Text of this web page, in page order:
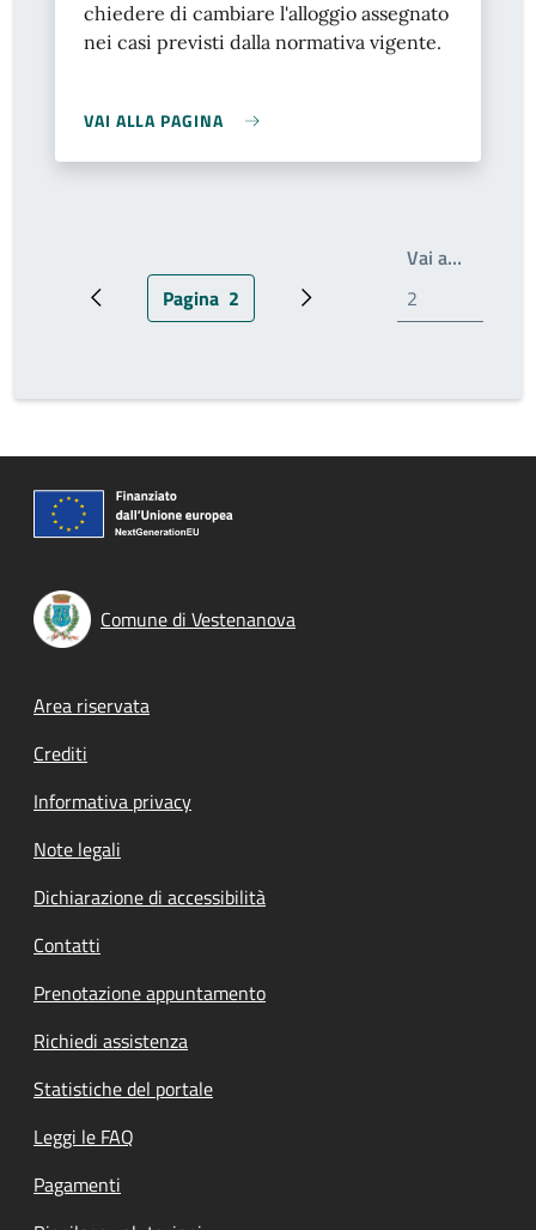
chiedere di cambiare l'alloggio assegnato
nei casi previsti dalla normativa vigente.
VAI ALLA PAGINA
Pagina precedentePagina attuale
Pagina 2 Pagina successiva
Vai a…
Comune di Vestenanova
Footer menu
Area riservata
Crediti
Informativa privacy
Note legali
Dichiarazione di accessibilità
Contatti
Prenotazione appuntamento
Richiedi assistenza
Statistiche del portale
Leggi le FAQ
Pagamenti